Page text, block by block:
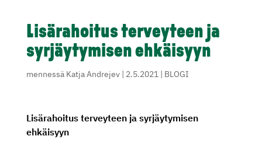
Lisärahoitus terveyteen ja
syrjäytymisen ehkäisyyn
mennessä Katja Andrejev| 2.5.2021 | BLOGI
Lisärahoitus terveyteen ja syrjäytymisen
ehkäisyyn